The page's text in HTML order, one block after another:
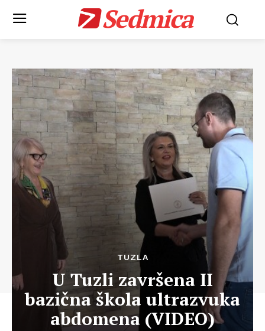
Sedmica
TUZLA
U Tuzli završena II
bazična škola ultrazvuka
abdomena (VIDEO)